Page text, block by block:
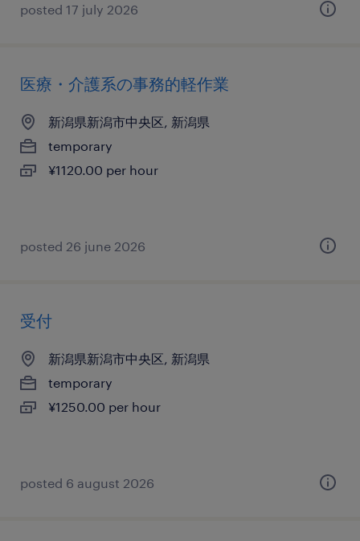
posted 17 july 2026
医療・介護系の事務的軽作業
新潟県新潟市中央区, 新潟県
temporary
¥1120.00 per hour
posted 26 june 2026
受付
新潟県新潟市中央区, 新潟県
temporary
¥1250.00 per hour
posted 6 august 2026